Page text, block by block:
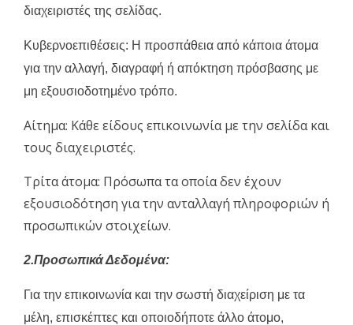
διαχειριστές της σελίδας.
Κυβερνοεπιθέσεις: Η προσπάθεια από κάποια άτομα
για την αλλαγή, διαγραφή ή απόκτηση πρόσβασης με
μη εξουσιοδοτημένο τρόπο.
Αίτημα: Κάθε είδους επικοινωνία με την σελίδα και
τους διαχειριστές.
Τρίτα άτομα: Πρόσωπα τα οποία δεν έχουν
εξουσιοδότηση για την ανταλλαγή πληροφοριών ή
προσωπικών στοιχείων.
2.Προσωπικά Δεδομένα:
Για την επικοινωνία και την σωστή διαχείριση με τα
μέλη, επισκέπτες και οποιοδήποτε άλλο άτομο,